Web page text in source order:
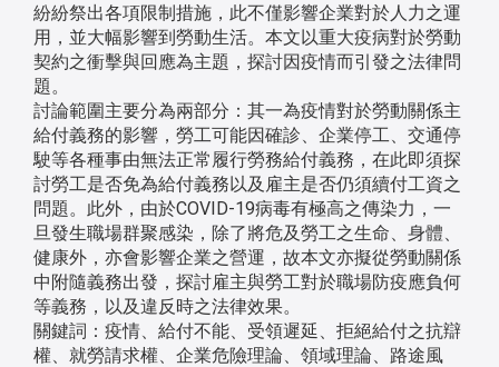
紛紛祭出各項限制措施，此不僅影響企業對於人力之運
用，並大幅影響到勞動生活。本文以重大疫病對於勞動
契約之衝擊與回應為主題，探討因疫情而引發之法律問
題。
討論範圍主要分為兩部分：其一為疫情對於勞動關係主
給付義務的影響，勞工可能因確診、企業停工、交通停
駛等各種事由無法正常履行勞務給付義務，在此即須探
討勞工是否免為給付義務以及雇主是否仍須續付工資之
問題。此外，由於COVID-19病毒有極高之傳染力，一
旦發生職場群聚感染，除了將危及勞工之生命、身體、
健康外，亦會影響企業之營運，故本文亦擬從勞動關係
中附隨義務出發，探討雇主與勞工對於職場防疫應負何
等義務，以及違反時之法律效果。
關鍵詞：疫情、給付不能、受領遲延、拒絕給付之抗辯
權、就勞請求權、企業危險理論、領域理論、路途風